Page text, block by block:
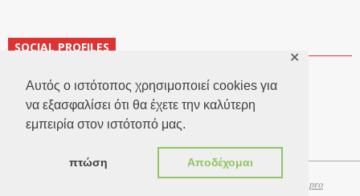
Αυτός ο ιστότοπος χρησιμοποιεί cookies για
να εξασφαλίσει ότι θα έχετε την καλύτερη
εμπειρία στον ιστότοπό μας.
πτώση Αποδέχομαι
✕
SOCIAL PROFILES
Websitepro